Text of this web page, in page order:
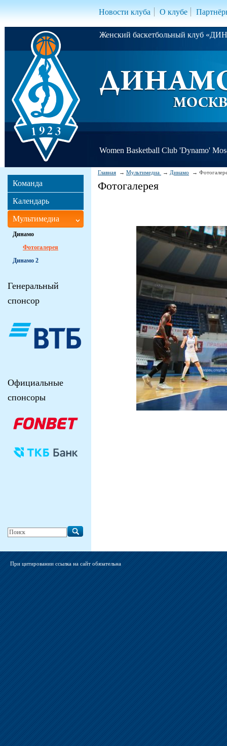
Новости клуба О клубе
Женский баскетбольный клуб
Women Basketball Club 'Dynamo'
Главная Мультимедиа Динамо
Фотогалерея
Команда
Календарь
Мультимедиа
Динамо
Фотогалерея
Динамо 2
Генеральный
спонсор
Официальные
спонсоры
При цитировании ссылка на сайт обязательна